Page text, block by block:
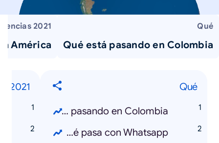
Qué
Qué está pasando en Colombia
2021
América
Qué
Qué está pasando en Colombia
Qué pasa con Whatsapp
2021